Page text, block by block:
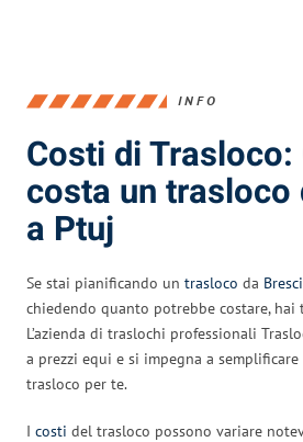
INFO
Costi di Trasloco:
costa un trasloco
a Ptuj
Se stai pianificando un trasloco da
chiedendo quanto potrebbe costare, hai
L’azienda di traslochi professionali
a prezzi equi e si impegna a
trasloco per te.
I costi del trasloco possono variare